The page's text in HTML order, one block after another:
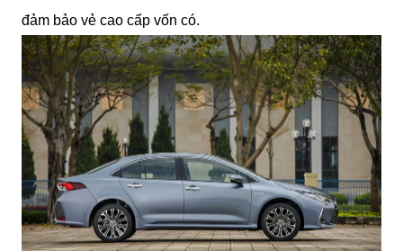
đảm bảo vẻ cao cấp vốn có.